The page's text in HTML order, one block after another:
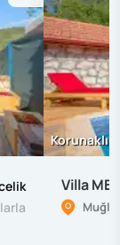
Korunaklı
Villa